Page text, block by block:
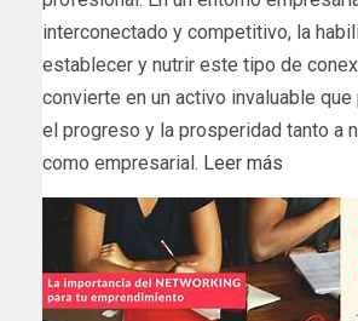
interconectado y competitivo, la
establecer y nutrir este tipo de
convierte en un activo invaluable
el progreso y la prosperidad tanto a
como empresarial. Leer más